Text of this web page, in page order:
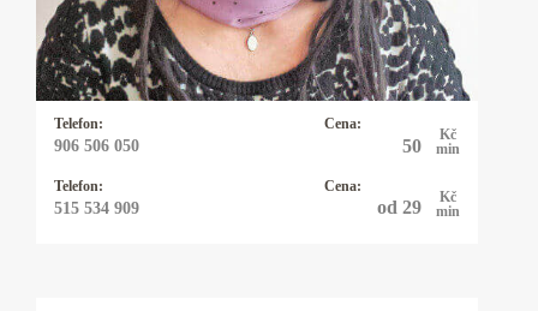
Telefon:
906 506 050
Cena:
50
Kč
min
Telefon:
515 534 909
Cena:
od 29
Kč
min
láska a síla mi pomáhají pomáhat ostatním
lidem. Všichni máme právo na lásku, štěstí a
důstojný, plnohodnotný život.